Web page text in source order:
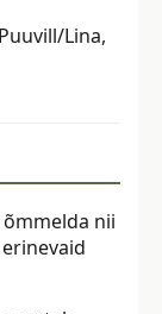
Puuvill/Lina,
nii